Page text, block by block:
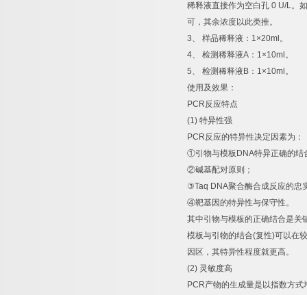
稀释液直接作为空白孔 0 U/L。
可，其余浓度以此类推。
3、 样品稀释液： 1×20ml 。
4、 检测稀释液A ： 1×10ml 。
5、 检测稀释液 B ： 1×10ml 。
使用及效果：
PCR反应特点
(1) 特异性强
PCR反应的特异性决定因素为：
①引物与模板 DNA特异正确的结
②碱基配对原则；
③Taq DNA聚合酶合成反应的忠
④靶基因的特异性与保守性。
其中引物与模板的正确结合是关
模板与引物的结合(复性)可以在
因区，其特异性程度就更高。
(2) 灵敏度高
PCR产物的生成量是以指数方式